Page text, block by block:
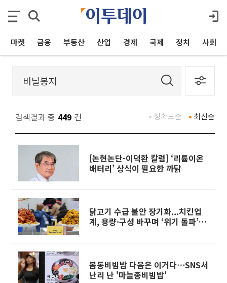
마켓 금융 부동산 산업 경제 국제 정치 사회
검색결과 총 449 건 최신순
정확도순
[논현논단-이덕환 칼럼] ‘리튬이온
배터리’ 상식이 필요한 까닭
닭고기 수급 불안 장기화...치킨업
계, 용량·구성 바꾸며 ‘위기 돌파’
봄동비빔밥 다음은 이거다⋯SNS서
난리 난 '마늘종비빔밥'